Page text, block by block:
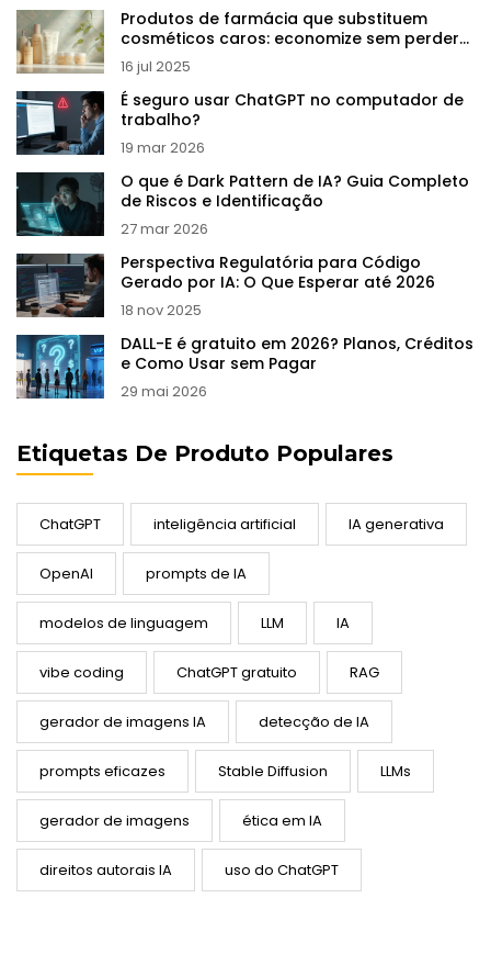
Produtos de farmácia que substituem
cosméticos caros: economize sem perder
qualidade
16 jul 2025
É seguro usar ChatGPT no computador de
trabalho?
19 mar 2026
O que é Dark Pattern de IA? Guia Completo
de Riscos e Identificação
27 mar 2026
Perspectiva Regulatória para Código
Gerado por IA: O Que Esperar até 2026
18 nov 2025
DALL-E é gratuito em 2026? Planos, Créditos
e Como Usar sem Pagar
29 mai 2026
Etiquetas De Produto Populares
ChatGPT inteligência artificial IA generativa
OpenAI prompts de IA
modelos de linguagem LLM IA
vibe coding ChatGPT gratuito RAG
gerador de imagens IA detecção de IA
prompts eficazes Stable Diffusion LLMs
gerador de imagens ética em IA
direitos autorais IA uso do ChatGPT